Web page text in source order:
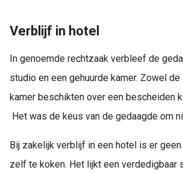
Verblijf in hotel
In genoemde rechtzaak verbleef de
studio en een gehuurde kamer. Zowel
kamer beschikten over een bescheiden
Het was de keus van de gedaagde om
Bij zakelijk verblijf in een hotel is er
zelf te koken. Het lijkt een verdedigbaar